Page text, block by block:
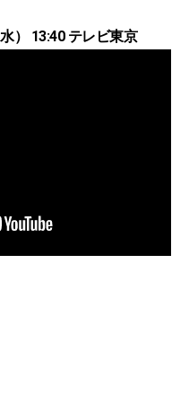
） 13:40 テレビ東京